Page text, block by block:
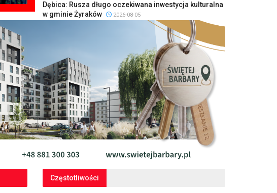
Dębica: Rusza długo oczekiwana inwestycja kulturalna
w gminie Żyraków
2026-08-05
Częstotliwości